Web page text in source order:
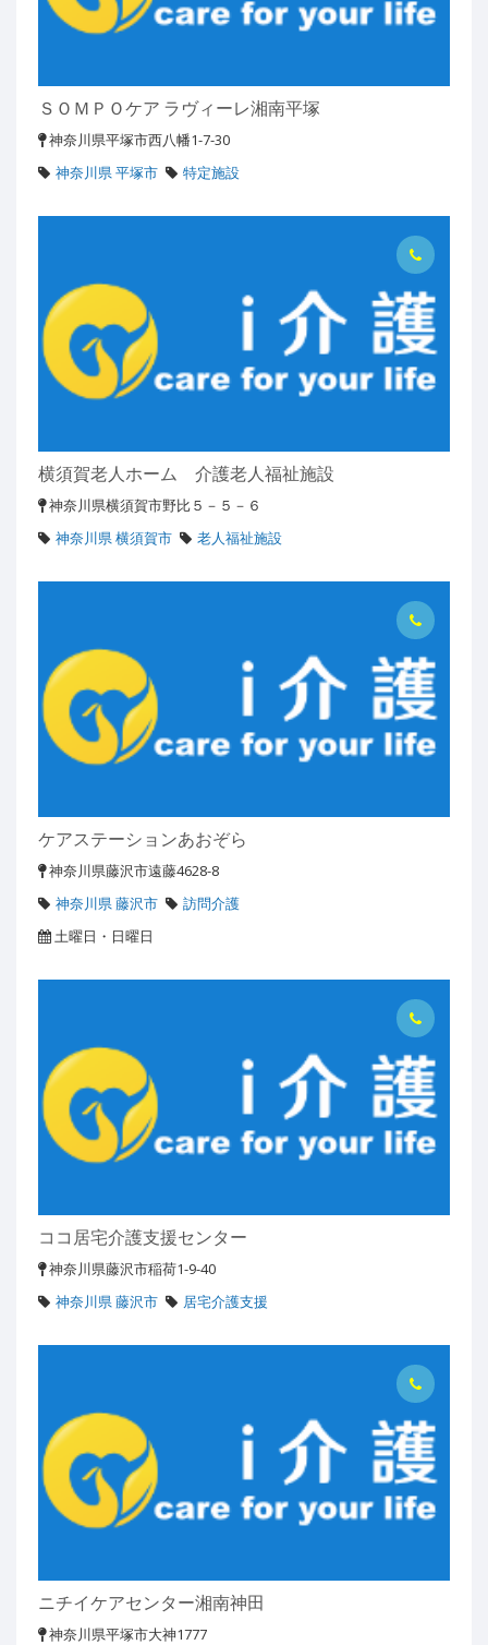
ＳＯＭＰＯケア ラヴィーレ湘南平塚
神奈川県平塚市西八幡1-7-30
神奈川県 平塚市
特定施設
横須賀老人ホーム 介護老人福祉施設
神奈川県横須賀市野比５－５－６
神奈川県 横須賀市
老人福祉施設
ケアステーションあおぞら
神奈川県藤沢市遠藤4628-8
神奈川県 藤沢市
訪問介護
土曜日・日曜日
ココ居宅介護支援センター
神奈川県藤沢市稲荷1-9-40
神奈川県 藤沢市
居宅介護支援
ニチイケアセンター湘南神田
神奈川県平塚市大神1777